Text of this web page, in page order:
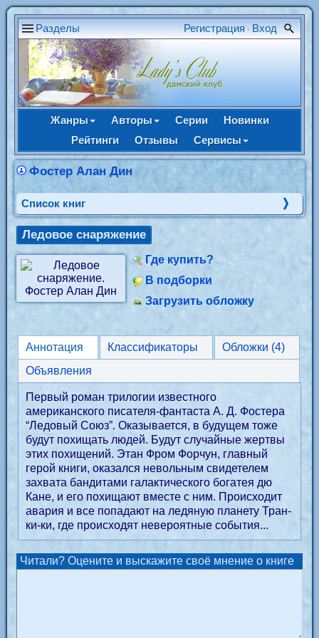
Разделы Регистрация • Вход
Жанры Авторы Серии
Новинки
Рейтинги
Отзывы Сервисы
Фостер Алан Дин
Cписок книг
Ледовое снаряжение
Где купить?
В подборки
Загрузить обложку
Аннотация Классификаторы
Обложки (4)
Объявления
Первый роман трилогии известного
американского писателя-фантаста А. Д. Фостера
“Ледовый Союз”. Оказывается, в будущем тоже
будут похищать людей. Будут случайные жертвы
этих похищений. Этан Фром Форчун, главный
герой книги, оказался невольным свидетелем
захвата бандитами галактического богатея дю
Кане, и его похищают вместе с ним. Происходит
авария и все попадают на ледяную планету Тран-
ки-ки, где происходят невероятные события...
Читали? Оцените и выскажите своё мнение о книге